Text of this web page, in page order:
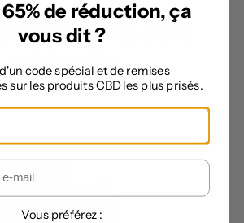
produits de la
catégorie
de réduction, ça
vous dit ?
code spécial et de remises
sur les produits CBD les plus prisés.
Vous préférez :